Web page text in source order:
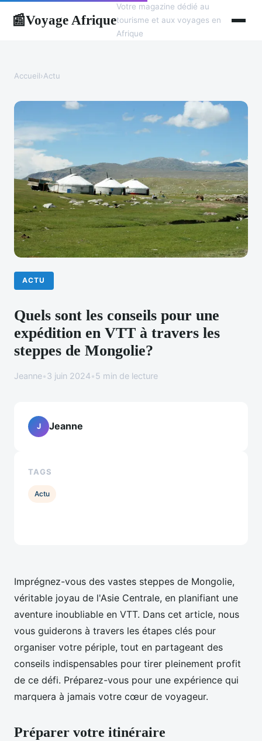
📰Voyage Afrique
Votre magazine dédié au
tourisme et aux voyages en
Afrique
Accueil›Actu
ACTU
Quels sont les conseils pour une
expédition en VTT à travers les
steppes de Mongolie?
Jeanne•3 juin 2024•5 min de lecture
Imprégnez-vous des vastes steppes de Mongolie,
véritable joyau de l'Asie Centrale, en planifiant une
aventure inoubliable en VTT. Dans cet article, nous
vous guiderons à travers les étapes clés pour
organiser votre périple, tout en partageant des
conseils indispensables pour tirer pleinement profit
de ce défi. Préparez-vous pour une expérience qui
marquera à jamais votre cœur de voyageur.
Préparer votre itinéraire
J Jeanne
TAGS
Actu